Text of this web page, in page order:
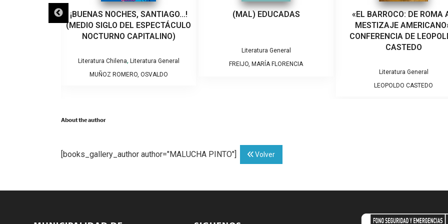
A UN
¡BUENAS NOCHES, SANTIAGO…!
(MEDIO SIGLO DEL ESPECTÁCULO
NOCTURNO CAPITALINO)
Literatura Chilena, Literatura General
MUÑOZ ROMERO, OSVALDO
(MAL) EDUCADAS
Literatura General
FREIJO, MARÍA FLORENCIA
«EL BARROCO: DE ROMA
MESTIZAJE
CONFERENCIA DE
CASTEDO
Literatura General
LEOPOLDO CASTEDO
About the author
[books_gallery_author author="MALUCHA PINTO"] Volver